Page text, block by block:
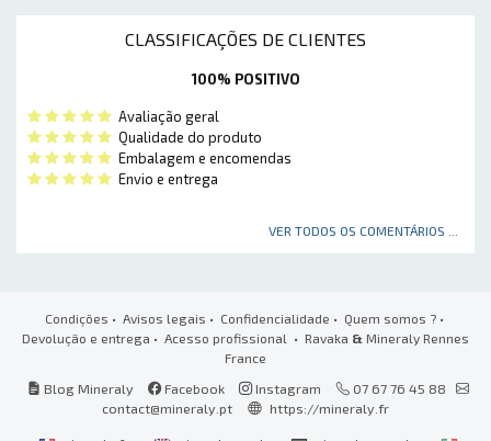
CLASSIFICAÇÕES DE CLIENTES
100% POSITIVO
Avaliação geral
Qualidade do produto
Embalagem e encomendas
Envio e entrega
VER TODOS OS COMENTÁRIOS ...
Condições • Avisos legais • Confidencialidade • Quem somos ?•
Devolução e entrega • Acesso profissional • Ravaka & Mineraly Rennes
France
Blog Mineraly
Facebook Instagram
07 67 76 45 88
contact@mineraly.pt
https://mineraly.fr